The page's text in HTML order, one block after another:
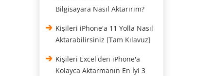
Bilgisayara Nasıl Aktarırım?
Kişileri iPhone'a 11 Yolla Nasıl
Aktarabilirsiniz [Tam Kılavuz]
Kişileri Excel'den iPhone'a
Kolayca Aktarmanın En İyi 3